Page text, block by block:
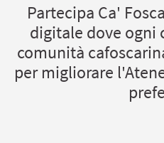
Partecipa Ca'
digitale dove ogni
comunità
per migliorare